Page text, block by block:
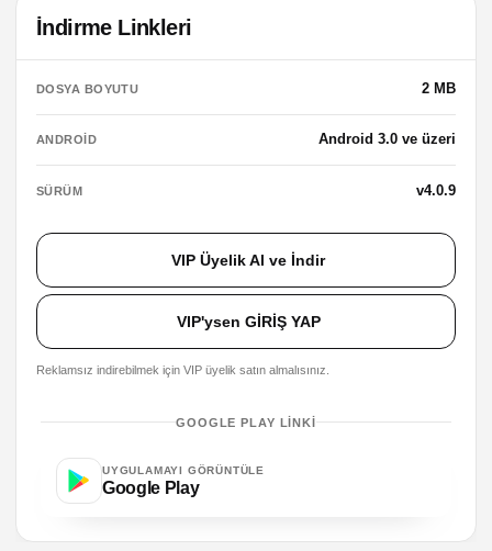
İndirme Linkleri
DOSYA BOYUTU 2 MB
ANDROID Android 3.0 ve üzeri
SÜRÜM v4.0.9
VIP Üyelik Al ve İndir
VIP'ysen GİRİŞ YAP
Reklamsız indirebilmek için VIP üyelik satın almalısınız.
GOOGLE PLAY LINKI
UYGULAMAYI GÖRÜNTÜLE
Google Play